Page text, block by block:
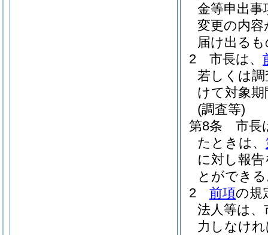
金等申出事
変更の内
届け出る
2
市長は、
若しくは
けて対象
(調査等)
第8条
市長
たときは、
に対し報
とができ
2
前項の規
法人等は
力しなけ